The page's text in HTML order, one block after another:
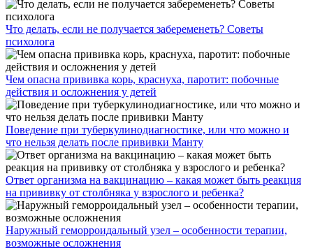
Что делать, если не получается забеременеть? Советы
психолога
Чем опасна прививка корь, краснуха, паротит: побочные
действия и осложнения у детей
Поведение при туберкулинодиагностике, или что можно и
что нельзя делать после прививки Манту
Ответ организма на вакцинацию – какая может быть реакция
на прививку от столбняка у взрослого и ребенка?
Наружный геморроидальный узел – особенности терапии,
возможные осложнения